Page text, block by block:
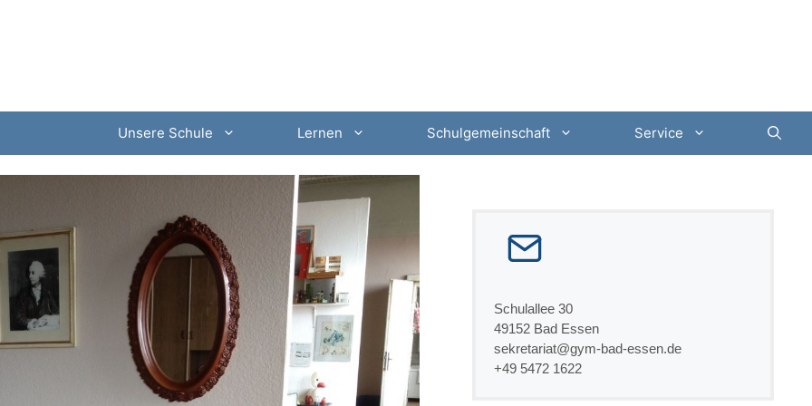
Unsere Schule Lernen Schulgemeinschaft Service
Schulallee 30
49152 Bad Essen
sekretariat@gym-bad-essen.de
+49 5472 1622